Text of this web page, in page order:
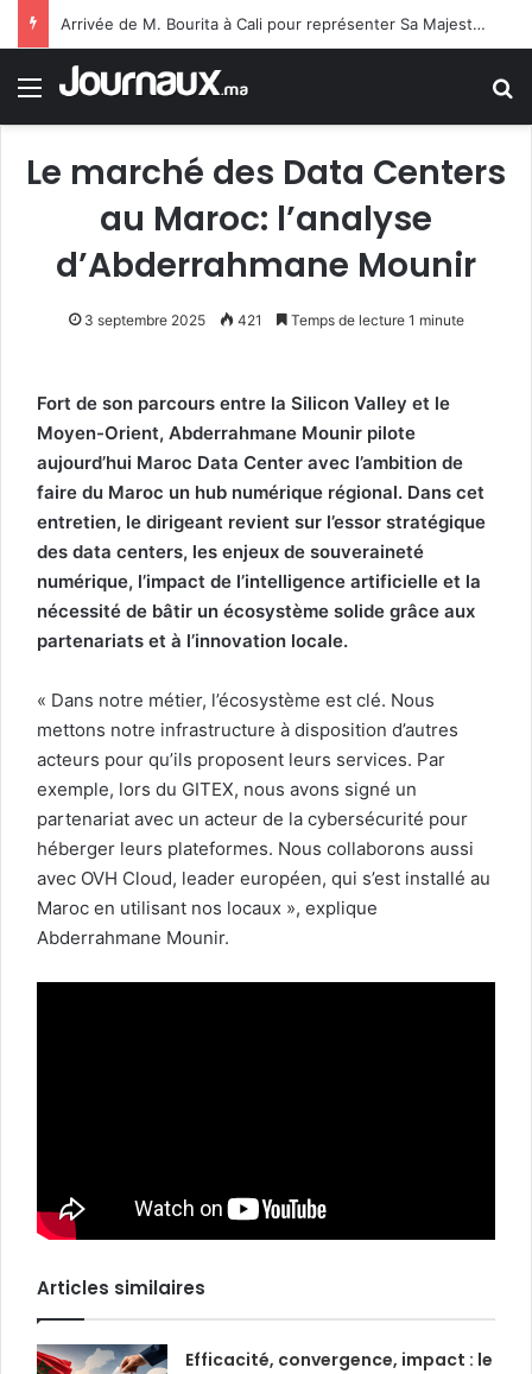
Arrivée de M. Bourita à Cali pour représenter Sa Majesté le Roi à la cérémonie d’investiture du nouveau président colombien
Menu
Le marché des Data Centers
au Maroc: l’analyse
d’Abderrahmane Mounir
3 septembre 2025 421 Temps de lecture 1 minute
Fort de son parcours entre la Silicon Valley et le
Moyen-Orient, Abderrahmane Mounir pilote
aujourd’hui Maroc Data Center avec l’ambition de
faire du Maroc un hub numérique régional. Dans cet
entretien, le dirigeant revient sur l’essor stratégique
des data centers, les enjeux de souveraineté
numérique, l’impact de l’intelligence artificielle et la
nécessité de bâtir un écosystème solide grâce aux
partenariats et à l’innovation locale.
« Dans notre métier, l’écosystème est clé. Nous
mettons notre infrastructure à disposition d’autres
acteurs pour qu’ils proposent leurs services. Par
exemple, lors du GITEX, nous avons signé un
partenariat avec un acteur de la cybersécurité pour
héberger leurs plateformes. Nous collaborons aussi
avec OVH Cloud, leader européen, qui s’est installé au
Maroc en utilisant nos locaux », explique
Abderrahmane Mounir.
Articles similaires
Efficacité, convergence, impact : le